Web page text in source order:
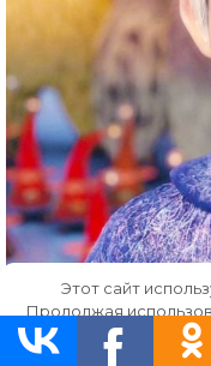
Этот сайт
Продолжая
работу